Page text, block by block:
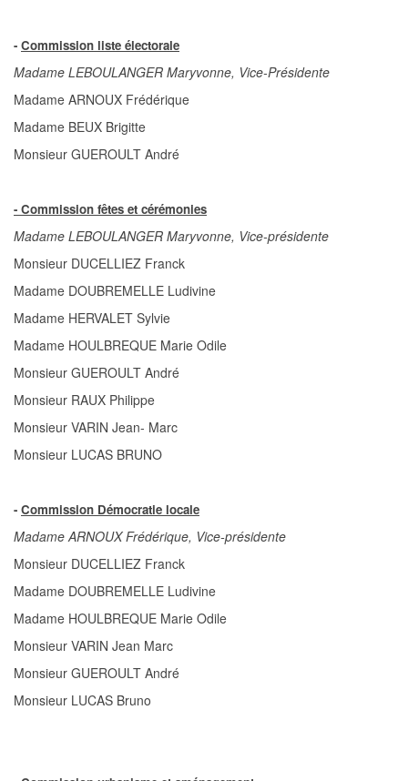
- Commission liste électorale
Madame LEBOULANGER Maryvonne, Vice-Présidente
Madame ARNOUX Frédérique
Madame BEUX Brigitte
Monsieur GUEROULT André
- Commission fêtes et cérémonies
Madame LEBOULANGER Maryvonne, Vice-présidente
Monsieur DUCELLIEZ Franck
Madame DOUBREMELLE Ludivine
Madame HERVALET Sylvie
Madame HOULBREQUE Marie Odile
Monsieur GUEROULT André
Monsieur RAUX Philippe
Monsieur VARIN Jean- Marc
Monsieur LUCAS BRUNO
- Commission Démocratie locale
Madame ARNOUX Frédérique, Vice-présidente
Monsieur DUCELLIEZ Franck
Madame DOUBREMELLE Ludivine
Madame HOULBREQUE Marie Odile
Monsieur VARIN Jean Marc
Monsieur GUEROULT André
Monsieur LUCAS Bruno